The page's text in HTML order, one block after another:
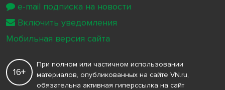
16+
При полном или частичном использовании
материалов, опубликованных на сайте VN.ru,
обязательна активная гиперссылка на сайт
e-mail подписка на новости
Включить уведомления
Мобильная версия сайта